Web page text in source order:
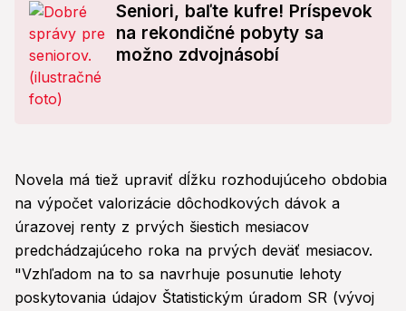
Seniori, baľte kufre! Príspevok
na rekondičné pobyty sa
možno zdvojnásobí
Novela má tiež upraviť dĺžku rozhodujúceho obdobia
na výpočet valorizácie dôchodkových dávok a
úrazovej renty z prvých šiestich mesiacov
predchádzajúceho roka na prvých deväť mesiacov.
"Vzhľadom na to sa navrhuje posunutie lehoty
poskytovania údajov Štatistickým úradom SR (vývoj